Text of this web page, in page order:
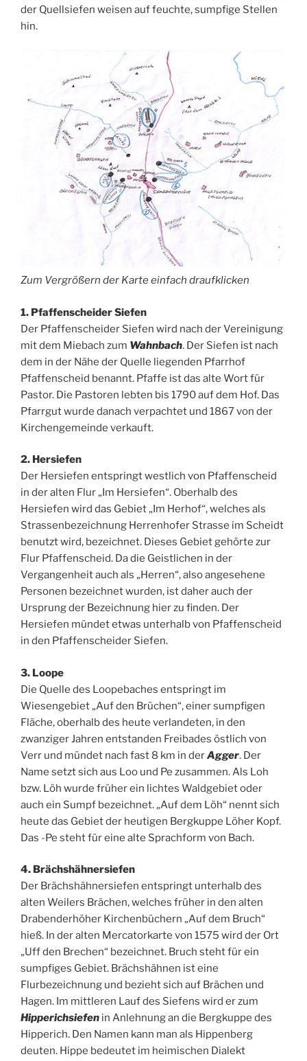
der Quellsiefen weisen auf feuchte, sumpfige Stellen
hin.
Zum Vergrößern der Karte einfach draufklicken
1. Pfaffenscheider Siefen
Der Pfaffenscheider Siefen wird nach der Vereinigung
mit dem Miebach zum Wahnbach. Der Siefen ist nach
dem in der Nähe der Quelle liegenden Pfarrhof
Pfaffenscheid benannt. Pfaffe ist das alte Wort für
Pastor. Die Pastoren lebten bis 1790 auf dem Hof. Das
Pfarrgut wurde danach verpachtet und 1867 von der
Kirchengemeinde verkauft.
2. Hersiefen
Der Hersiefen entspringt westlich von Pfaffenscheid
in der alten Flur „Im Hersiefen“. Oberhalb des
Hersiefen wird das Gebiet „Im Herhof“, welches als
Strassenbezeichnung Herrenhofer Strasse im Scheidt
benutzt wird, bezeichnet. Dieses Gebiet gehörte zur
Flur Pfaffenscheid. Da die Geistlichen in der
Vergangenheit auch als „Herren“, also angesehene
Personen bezeichnet wurden, ist daher auch der
Ursprung der Bezeichnung hier zu finden. Der
Hersiefen mündet etwas unterhalb von Pfaffenscheid
in den Pfaffenscheider Siefen.
3. Loope
Die Quelle des Loopebaches entspringt im
Wiesengebiet „Auf den Brüchen“, einer sumpfigen
Fläche, oberhalb des heute verlandeten, in den
zwanziger Jahren entstanden Freibades östlich von
Verr und mündet nach fast 8 km in derAgger. Der
Name setzt sich aus Loo und Pe zusammen. Als Loh
bzw. Löh wurde früher ein lichtes Waldgebiet oder
auch ein Sumpf bezeichnet. „Auf dem Löh“ nennt sich
heute das Gebiet der heutigen Bergkuppe Löher Kopf.
Das -Pe steht für eine alte Sprachform von Bach.
4. Brächshähnersiefen
Der Brächshähnersiefen entspringt unterhalb des
alten Weilers Brächen, welches früher in den alten
Drabenderhöher Kirchenbüchern „Auf dem Bruch“
hieß. In der alten Mercatorkarte von 1575 wird der Ort
„Uff den Brechen“ bezeichnet. Bruch steht für ein
sumpfiges Gebiet. Brächshähnen ist eine
Flurbezeichnung und bezieht sich auf Brächen und
Hagen. Im mittleren Lauf des Siefens wird er zum
Hipperichsiefen in Anlehnung an die Bergkuppe des
Hipperich. Den Namen kann man als Hippenberg
deuten. Hippe bedeutet im heimischen Dialekt